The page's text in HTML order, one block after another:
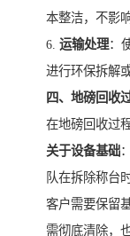
本整洁，不影
6. 运输处理：
进行环保拆解
四、地磅回收
在地磅回收过
关于设备基础
队在拆除称台
客户需要保留
需彻底清除，